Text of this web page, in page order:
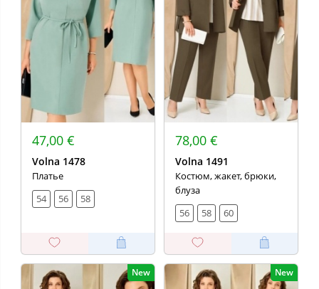
47,00 €
Volna 1478
Платье
54
56 58
78,00 €
Volna 1491
Костюм, жакет, брюки,
блуза
56
58 60
New New